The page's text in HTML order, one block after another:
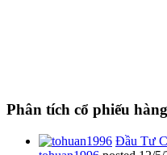
Phân tích cổ phiếu
Đầu Tư